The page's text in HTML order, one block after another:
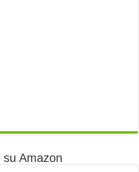
Amazon